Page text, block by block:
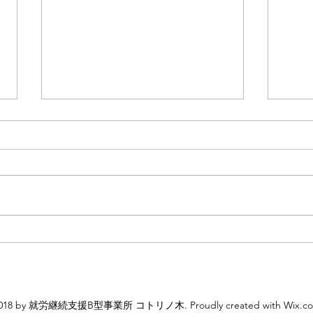
by 就労継続支援B型事業所 コトリノ木. Proudly created with